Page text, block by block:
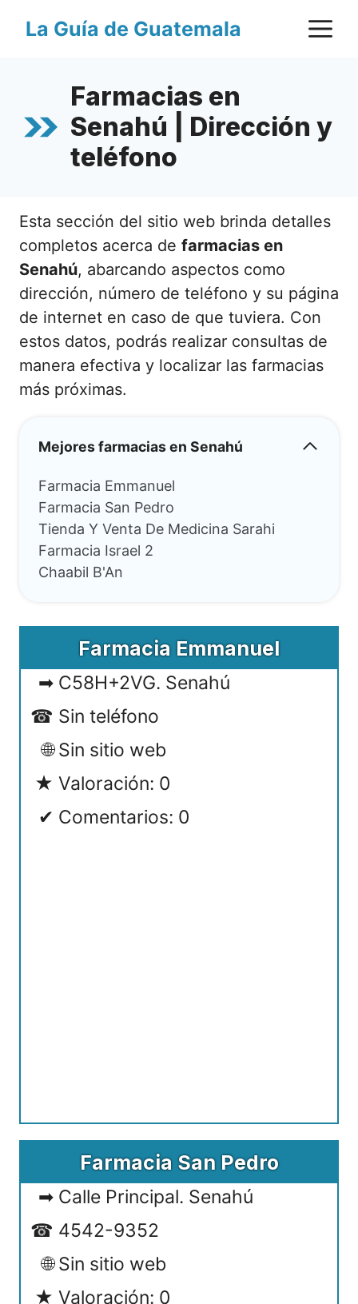
La Guía de Guatemala
Farmacias en
Senahú | Dirección y
teléfono
Esta sección del sitio web brinda detalles
completos acerca de farmacias en
Senahú, abarcando aspectos como
dirección, número de teléfono y su página
de internet en caso de que tuviera. Con
estos datos, podrás realizar consultas de
manera efectiva y localizar las farmacias
más próximas.
Mejores farmacias en Senahú
Farmacia Emmanuel
Farmacia San Pedro
Tienda Y Venta De Medicina Sarahi
Farmacia Israel 2
Chaabil B'An
Farmacia Emmanuel
C58H+2VG. Senahú
Sin teléfono
Sin sitio web
Valoración: 0
Comentarios: 0
Farmacia San Pedro
Calle Principal. Senahú
4542-9352
Sin sitio web
Valoración: 0